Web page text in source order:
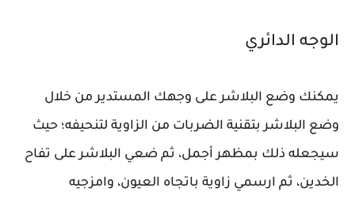
الوجه الدائري
يمكنك وضع البلاشر على وجهك المستدير من خلال
وضع البلاشر بتقنية الضربات من الزاوية لتنحيفه؛ حيث
سيجعله ذلك بمظهر أجمل، ثم ضعي البلاشر على تفاح
الخدين، ثم ارسمي زاوية باتجاه العيون، وامزجيه